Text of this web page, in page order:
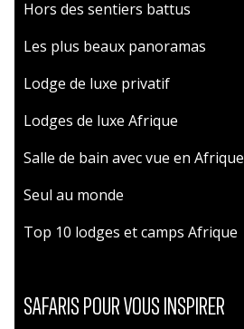
Hors des sentiers battus
Les plus beaux panoramas
Lodge de luxe privatif
Lodges de luxe Afrique
Salle de bain avec vue en Afrique
Seul au monde
Top 10 lodges et camps Afrique
SAFARIS POUR VOUS INSPIRER